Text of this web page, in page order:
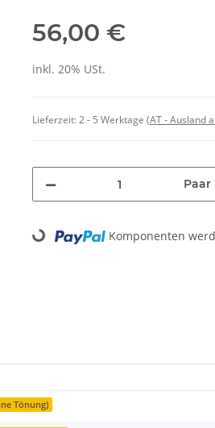
56,00 €
inkl. 20% USt.
Lieferzeit:2 - 5 Werktage (AT - Ausland
Paar
Loading... Komponenten
Tönung)